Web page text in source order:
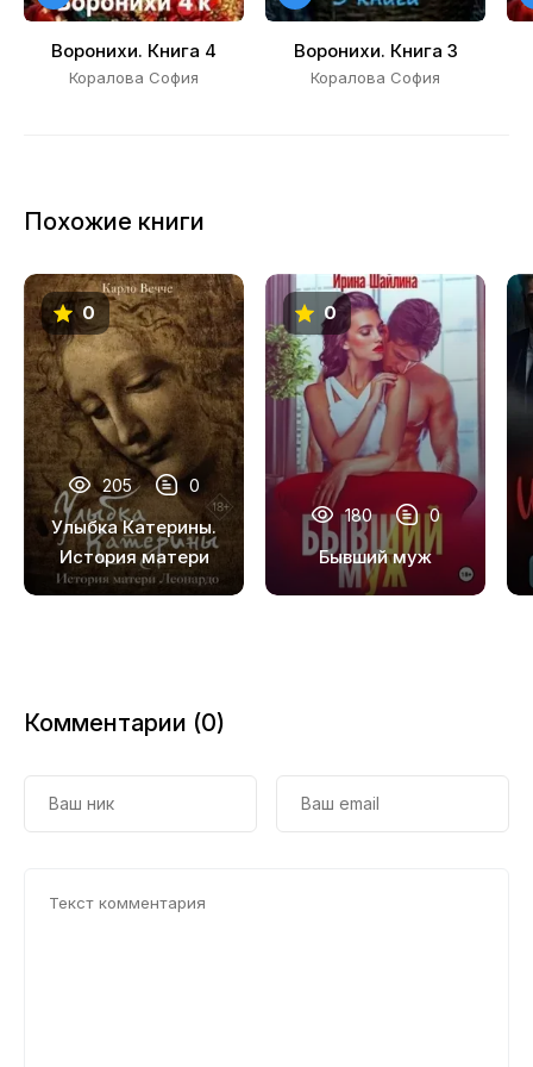
20
26
27
28
29
30
31
38
Воронихи. Книга 4
Коралова София
Воронихи. Книга 3
Коралова София
Похожие книги
0
205 0
Улыбка Катерины.
История матери
Леонардо
0
180 0
Бывший муж
Комментарии (0)